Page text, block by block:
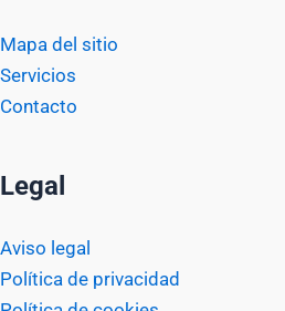
Mapa del sitio
Servicios
Contacto
Legal
Aviso legal
Política de privacidad